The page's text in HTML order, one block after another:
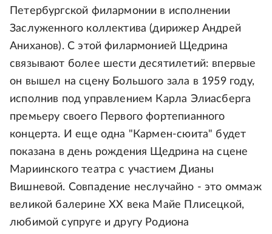
Петербургской филармонии в исполнении
Заслуженного коллектива (дирижер Андрей
Аниханов). С этой филармонией Щедрина
связывают более шести десятилетий: впервые
он вышел на сцену Большого зала в 1959 году,
исполнив под управлением Карла Элиасберга
премьеру своего Первого фортепианного
концерта. И еще одна "Кармен-сюита" будет
показана в день рождения Щедрина на сцене
Мариинского театра с участием Дианы
Вишневой. Совпадение неслучайно - это оммаж
великой балерине ХХ века Майе Плисецкой,
любимой супруге и другу Родиона